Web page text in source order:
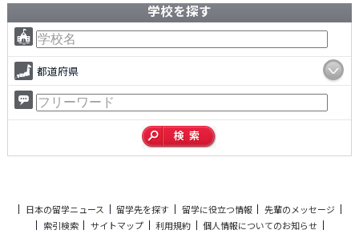
学校を探す
都道府県
日本の留学ニュース 留学先を探す 留学に役立つ情報
先輩のメッセージ
索引検索
サイトマップ 利用規約
個人情報についてのお知らせ